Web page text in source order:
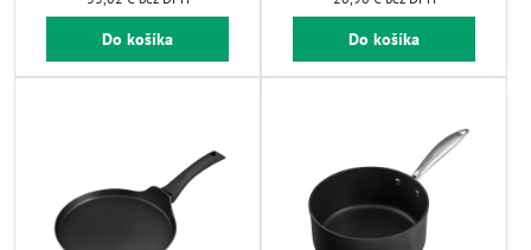
Do košíka Do košíka